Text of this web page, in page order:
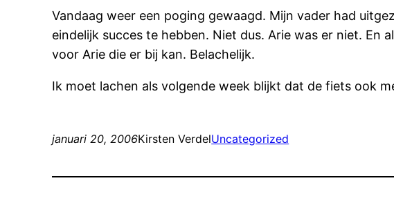
Vandaag weer een poging gewaagd. Mijn vader had
eindelijk succes te hebben. Niet dus. Arie was er niet. En
voor Arie die er bij kan. Belachelijk.
Ik moet lachen als volgende week blijkt dat de fiets ook
januari 20, 2006Kirsten VerdelUncategorized